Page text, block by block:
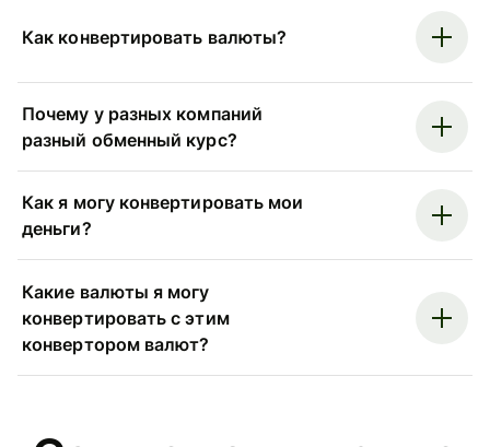
Как конвертировать валюты?
Почему у разных компаний
разный обменный курс?
Как я могу конвертировать мои
деньги?
Какие валюты я могу
конвертировать с этим
конвертором валют?